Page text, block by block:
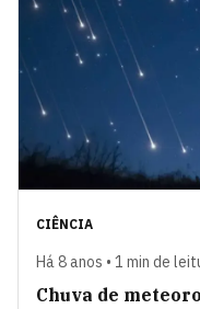
CIÊNCIA
Há 8 anos • 1 min de
Chuva de